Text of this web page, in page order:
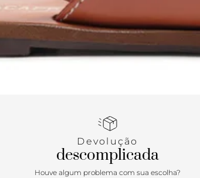
Devolução
descomplicada
Houve algum problema com sua escolha?